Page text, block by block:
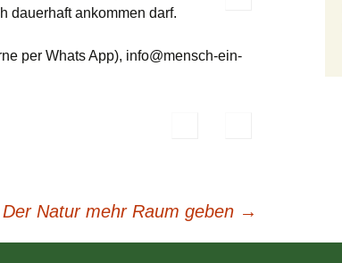
dauerhaft ankommen darf.
per Whats App), info@mensch-ein-
Der Natur mehr Raum geben →